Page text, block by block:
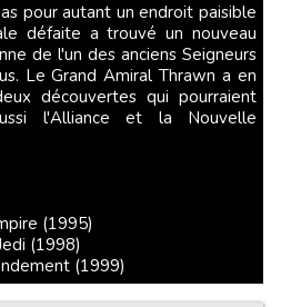
pour autant un endroit paisible
défaite a trouvé un nouveau
de l'un des anciens Seigneurs
Le Grand Amiral Thrawn a en
découvertes qui pourraient
l'Alliance et la Nouvelle
(1995)
(1998)
(1999)